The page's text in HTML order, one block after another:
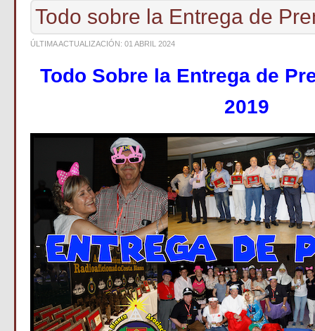
Todo sobre la Entrega de
ÚLTIMA ACTUALIZACIÓN: 01 ABRIL 2024
Todo Sobre la Entrega de
2019